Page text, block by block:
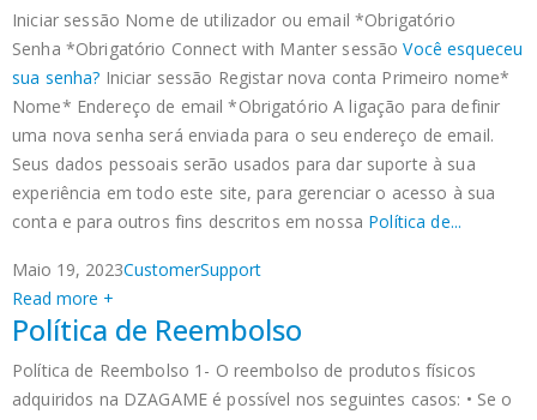
Iniciar sessão Nome de utilizador ou email *Obrigatório
Senha *Obrigatório Connect with Manter sessãoVocê esqueceu
sua senha? Iniciar sessão Registar nova conta Primeiro nome*
Nome* Endereço de email *Obrigatório A ligação para definir
uma nova senha será enviada para o seu endereço de email.
Seus dados pessoais serão usados para dar suporte à sua
experiência em todo este site, para gerenciar o acesso à sua
conta e para outros fins descritos em nossa Política de...
Maio 19, 2023CustomerSupport
Read more +
Política de Reembolso
Política de Reembolso 1- O reembolso de produtos físicos
adquiridos na DZAGAME é possível nos seguintes casos: • Se o